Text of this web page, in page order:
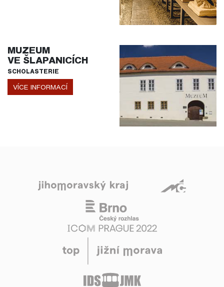
MUZEUM
VE ŠLAPANICÍCH
SCHOLASTERIE
VÍCE INFORMACÍ